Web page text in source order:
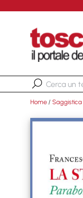
Home / Saggistica